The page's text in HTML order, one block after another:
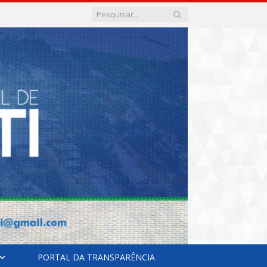
PORTAL DA TRANSPARÊNCIA